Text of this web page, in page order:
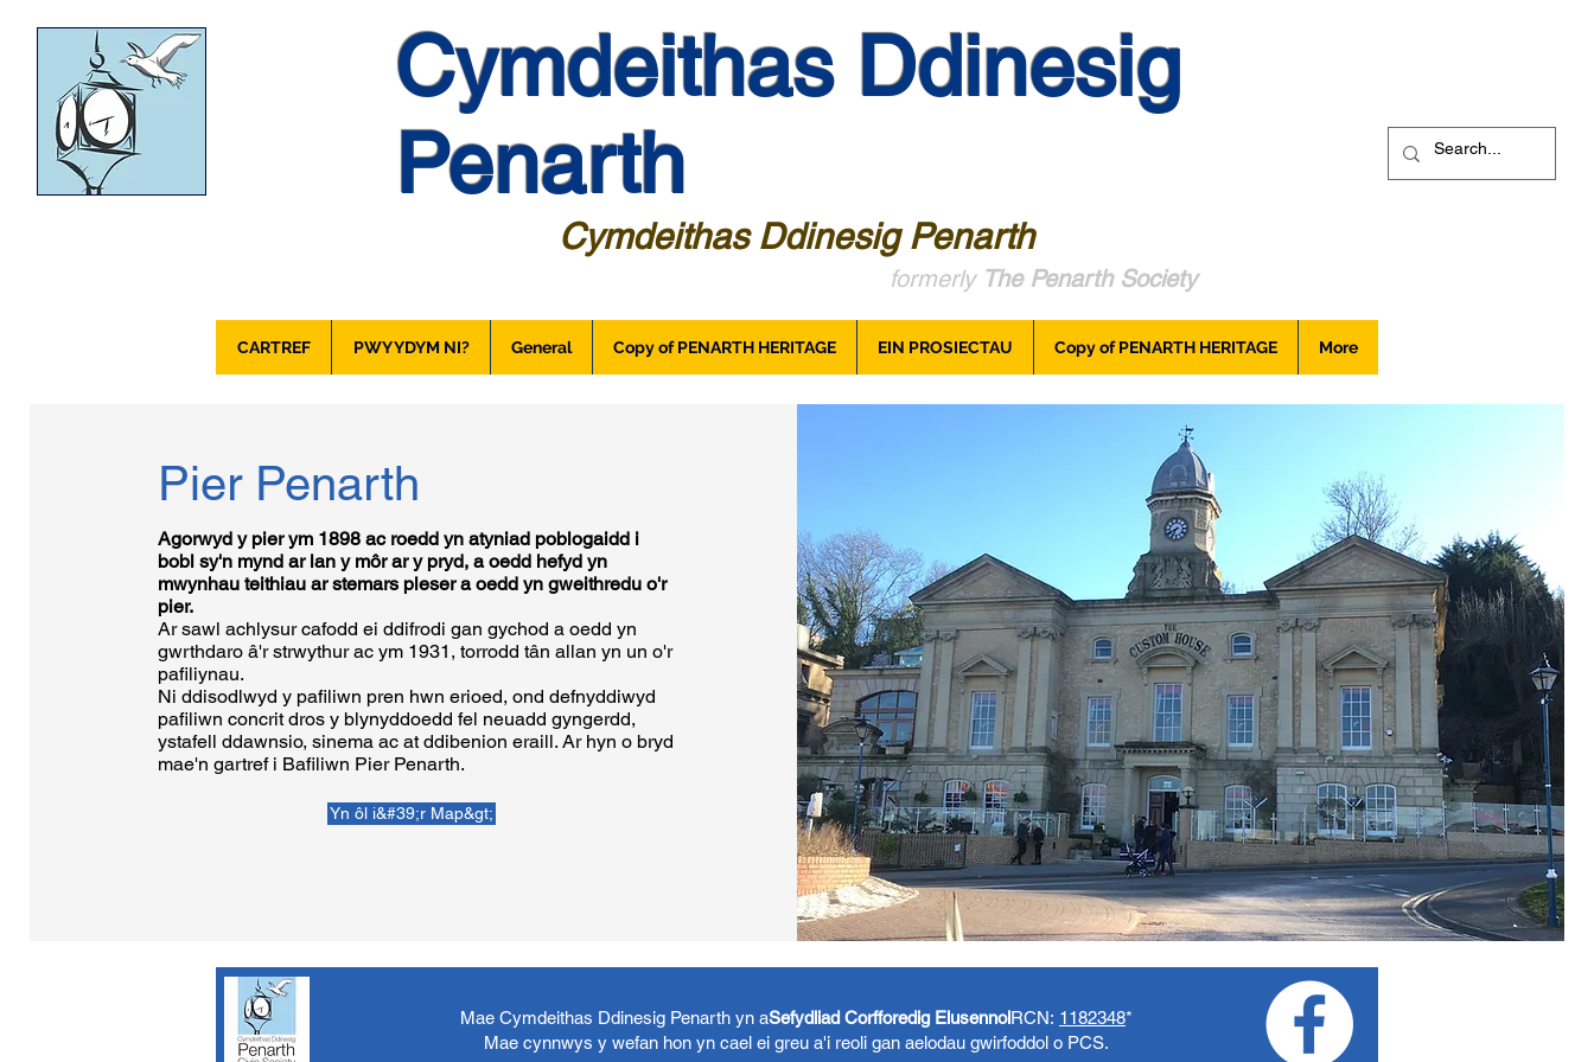
Cymdeithas Ddinesig
Penarth
Cymdeithas Ddinesig Penarth
formerly The Penarth Society
CARTREF PWY YDYM NI? General Copy of PENARTH HERITAGE EIN PROSIECTAU Copy of PENARTH HERITAGE More
Pier Penarth
Agorwyd y pier ym 1898 ac roedd yn atyniad poblogaidd i
bobl sy'n mynd ar lan y môr ar y pryd, a oedd hefyd yn
mwynhau teithiau ar stemars pleser a oedd yn gweithredu o'r
pier.
Ar sawl achlysur cafodd ei ddifrodi gan gychod a oedd yn
gwrthdaro â'r strwythur ac ym 1931, torrodd tân allan yn un o'r
pafiliynau.
Ni ddisodlwyd y pafiliwn pren hwn erioed, ond defnyddiwyd
pafiliwn concrit dros y blynyddoedd fel neuadd gyngerdd,
ystafell ddawnsio, sinema ac at ddibenion eraill. Ar hyn o bryd
mae'n gartref i Bafiliwn Pier Penarth.
Yn ôl i&#39;r Map&gt;
Mae Cymdeithas Ddinesig Penarth yn aSefydliad Corfforedig ElusennolRCN: 1182348*
Mae cynnwys y wefan hon yn cael ei greu a'i reoli gan aelodau gwirfoddol o PCS.